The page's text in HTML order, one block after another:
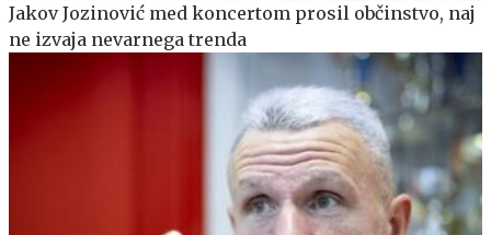
Jakov Jozinović med koncertom prosil občinstvo, naj
ne izvaja nevarnega trenda